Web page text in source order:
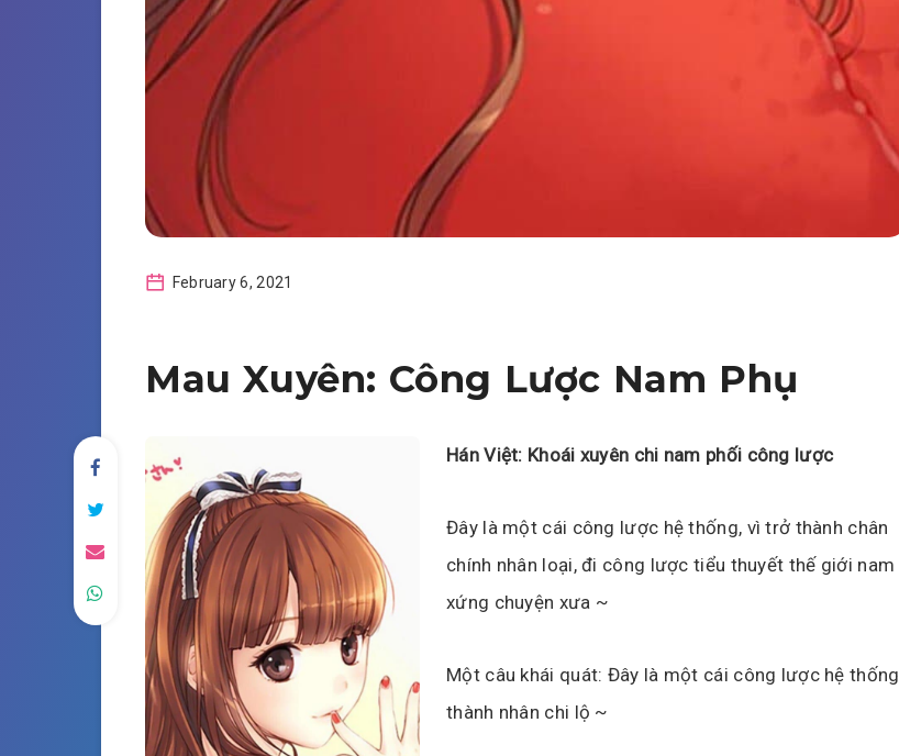
February 6, 2021
Mau Xuyên: Công Lược Nam Phụ
Hán Việt: Khoái xuyên chi nam phối công lược
Đây là một cái công lược hệ thống, vì trở thành chân
chính nhân loại, đi công lược tiểu thuyết thế giới nam
xứng chuyện xưa ~
Một câu khái quát: Đây là một cái công lược hệ thống
thành nhân chi lộ ~